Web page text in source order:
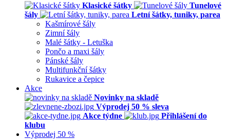
Klasické šátky
Tunelové
šály
Letní šátky, tuniky, parea
Kašmírové šály
Zimní šály
Malé šátky - Letuška
Pončo a maxi šály
Pánské šály
Multifunkční šátky
Rukavice a čepice
Akce
Novinky na skladě
Výprodej 50 % sleva
Akce týdne
Přihlášení do
klubu
Výprodej 50 %